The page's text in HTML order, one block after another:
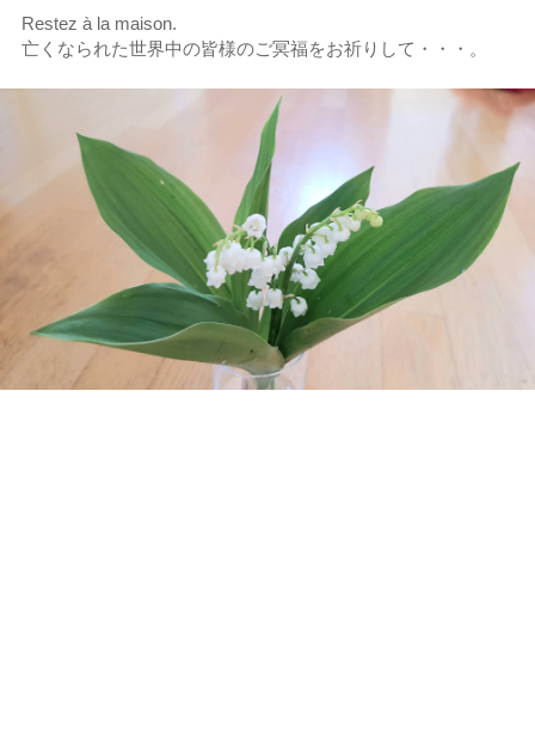
Restez à la maison.
亡くなられた世界中の皆様のご冥福をお祈りして・・・。